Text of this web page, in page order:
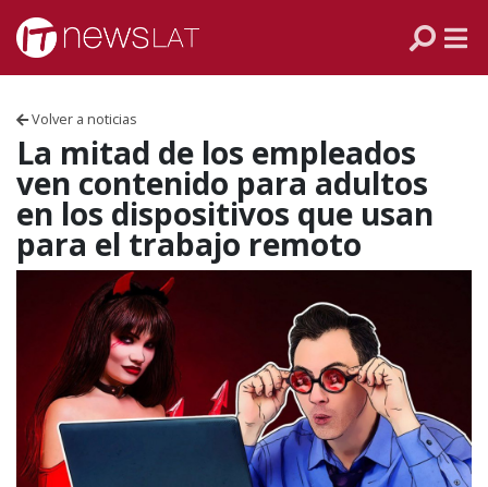
Skip to content
Volver a noticias
La mitad de los empleados
ven contenido para adultos
en los dispositivos que usan
para el trabajo remoto
ECUADOR
PERÚ
ARGENTINA
MÉXICO